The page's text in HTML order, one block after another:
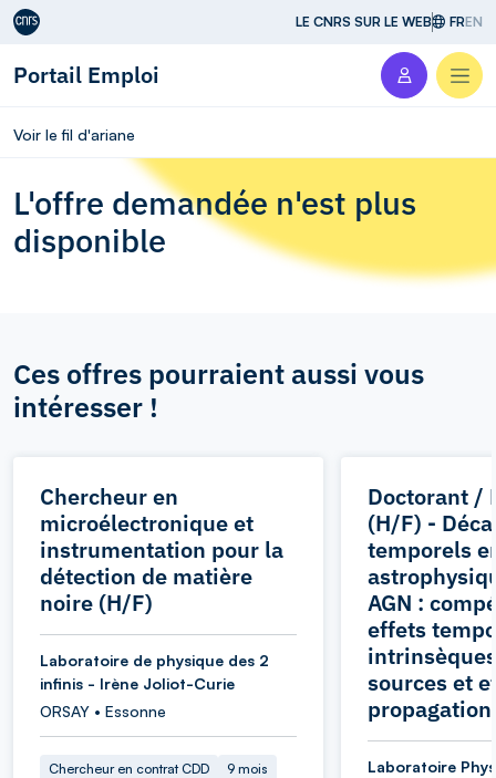
Aller au contenu LE CNRS SUR LE WEB FREN
Portail Emploi
Voir le fil d'ariane
L'offre demandée n'est plus
disponible
Ces offres pourraient aussi vous
intéresser !
Chercheur en
microélectronique et
instrumentation pour la
détection de matière
noire (H/F)
Laboratoire de physique des 2
infinis - Irène Joliot-Curie
ORSAY • Essonne
Chercheur en contrat CDD
9 mois
Doctorant /
(H/F) -
temporels
AGN :
effets
sources et
propagation
Laboratoire